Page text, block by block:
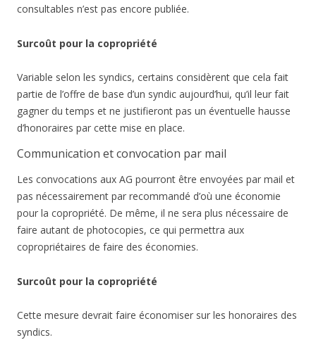
consultables n’est pas encore publiée.
Surcoût pour la copropriété
Variable selon les syndics, certains considèrent que cela fait
partie de l’offre de base d’un syndic aujourd’hui, qu’il leur fait
gagner du temps et ne justifieront pas un éventuelle hausse
d’honoraires par cette mise en place.
Communication et convocation par mail
Les convocations aux AG pourront être envoyées par mail et
pas nécessairement par recommandé d’où une économie
pour la copropriété. De même, il ne sera plus nécessaire de
faire autant de photocopies, ce qui permettra aux
copropriétaires de faire des économies.
Surcoût pour la copropriété
Cette mesure devrait faire économiser sur les honoraires des
syndics.